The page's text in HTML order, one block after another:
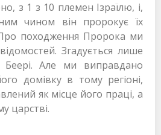
з 1 з 10 племен Ізраїлю, і,
чином він пророкує їх
походження Пророка ми
Згадується лише
Беері. Але ми виправдано
домівку в тому регіоні,
як місце його праці, а
царстві.